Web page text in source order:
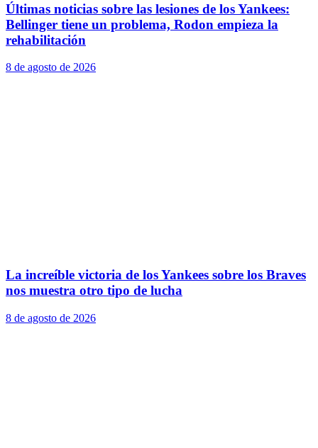
Últimas noticias sobre las lesiones de los Yankees:
Bellinger tiene un problema, Rodon empieza la
rehabilitación
8 de agosto de 2026
La increíble victoria de los Yankees sobre los Braves
nos muestra otro tipo de lucha
8 de agosto de 2026